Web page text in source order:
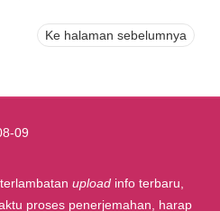
Ke halaman sebelumnya
09
upload info terbaru,
proses penerjemahan, harap